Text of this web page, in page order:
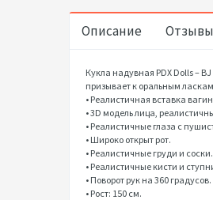
Описание
Кукла надувная PDX Dolls –
призывает к оральным
• Реалистичная вставка
• 3D модель лица,
• Реалистичные глаза с
• Широко открыт рот.
• Реалистичные груди и соски.
• Реалистичные кисти и
• Поворот рук на 360 градусов.
• Рост: 150 см.